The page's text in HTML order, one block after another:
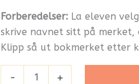
Forberedelser: La eleven
skrive navnet sitt på
Klipp så ut bokmerket etter
- +